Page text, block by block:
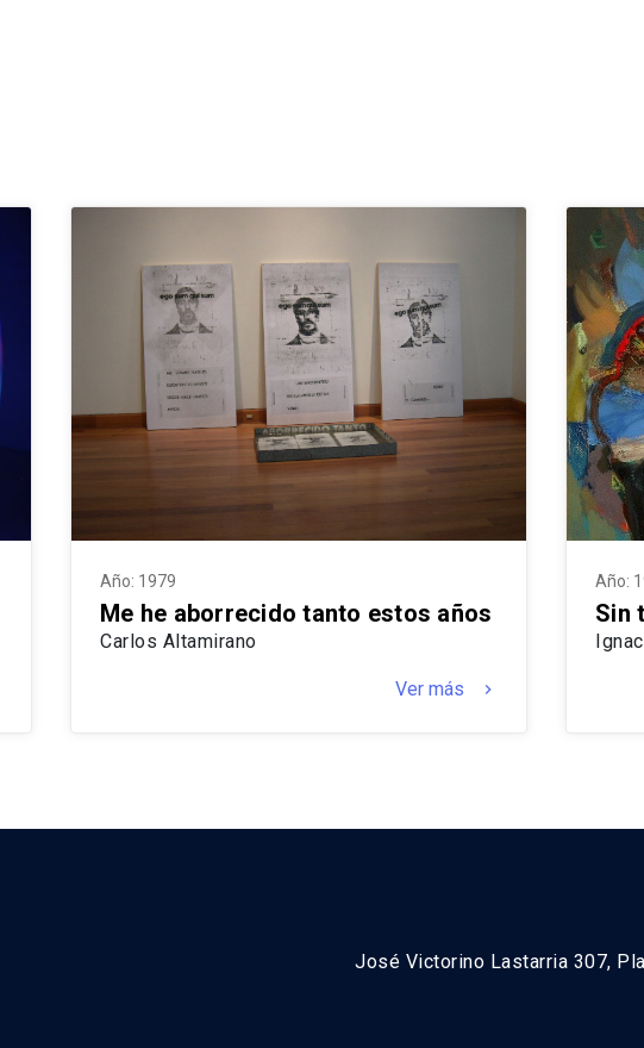
Año: 1979
Me he aborrecido tanto estos años
Carlos Altamirano
Ver más keyboard_arrow_right
Año:
Sin
José Victorino Lastarria 307,